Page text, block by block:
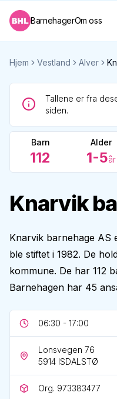
BarnehagerOm oss
Hjem Vestland Alver
Tallene er fra
siden.
Barn
112
Alder
1-5år
Knarvik
Knarvik barnehage AS
ble stiftet i 1982. De
kommune. De har 112
Barnehagen har 45
06:30 - 17:00
Lonsvegen 76
5914 ISDALSTØ
Org. 973383477